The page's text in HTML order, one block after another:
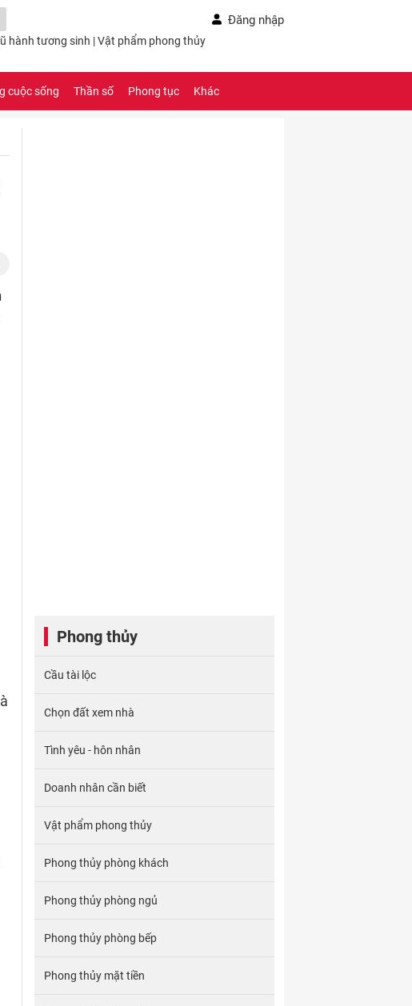
Đăng nhập
hành tương sinh |Vật phẩm phong thủy
cuộc sống Thần số Phong tục Khác
Phong thủy
Cầu tài lộc
Chọn đất xem nhà
Tình yêu - hôn nhân
Doanh nhân cần biết
Vật phẩm phong thủy
Phong thủy phòng khách
Phong thủy phòng ngủ
Phong thủy phòng bếp
Phong thủy mặt tiền